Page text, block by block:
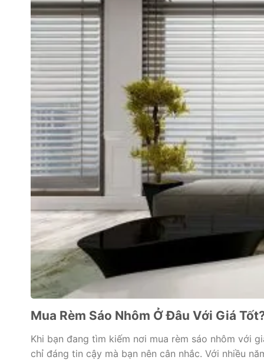
Mua Rèm Sáo Nhôm Ở Đâu Với Giá
Khi bạn đang tìm kiếm nơi mua rèm sáo nhôm với
chỉ đáng tin cậy mà bạn nên cân nhắc. Với nhiều